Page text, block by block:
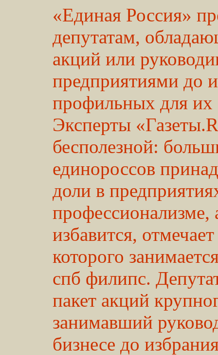
«Единая Россия»
депутатам,
акций или
предприятиями до
профильных для их
Эксперты
бесполезной:
единороссов
доли в
профессионализме,
избавится,
которого
спб филипс.
пакет акций
занимавший
бизнесе до